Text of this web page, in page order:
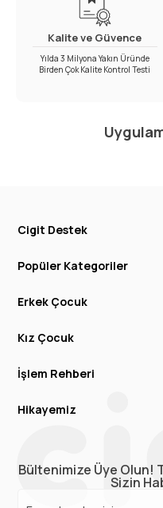
Kalite ve Güvence
Yılda 3 Milyona Yakın Üründe
Birden Çok Kalite Kontrol Testi
Cigit Destek
Popüler Kategoriler
Erkek Çocuk
Kız Çocuk
İşlem Rehberi
Hikayemiz
Bültenimize Üye Olun!
Sizin